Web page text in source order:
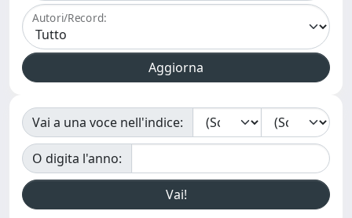
Autori/Record:
Vai a una voce nell'indice:
O digita l'anno: